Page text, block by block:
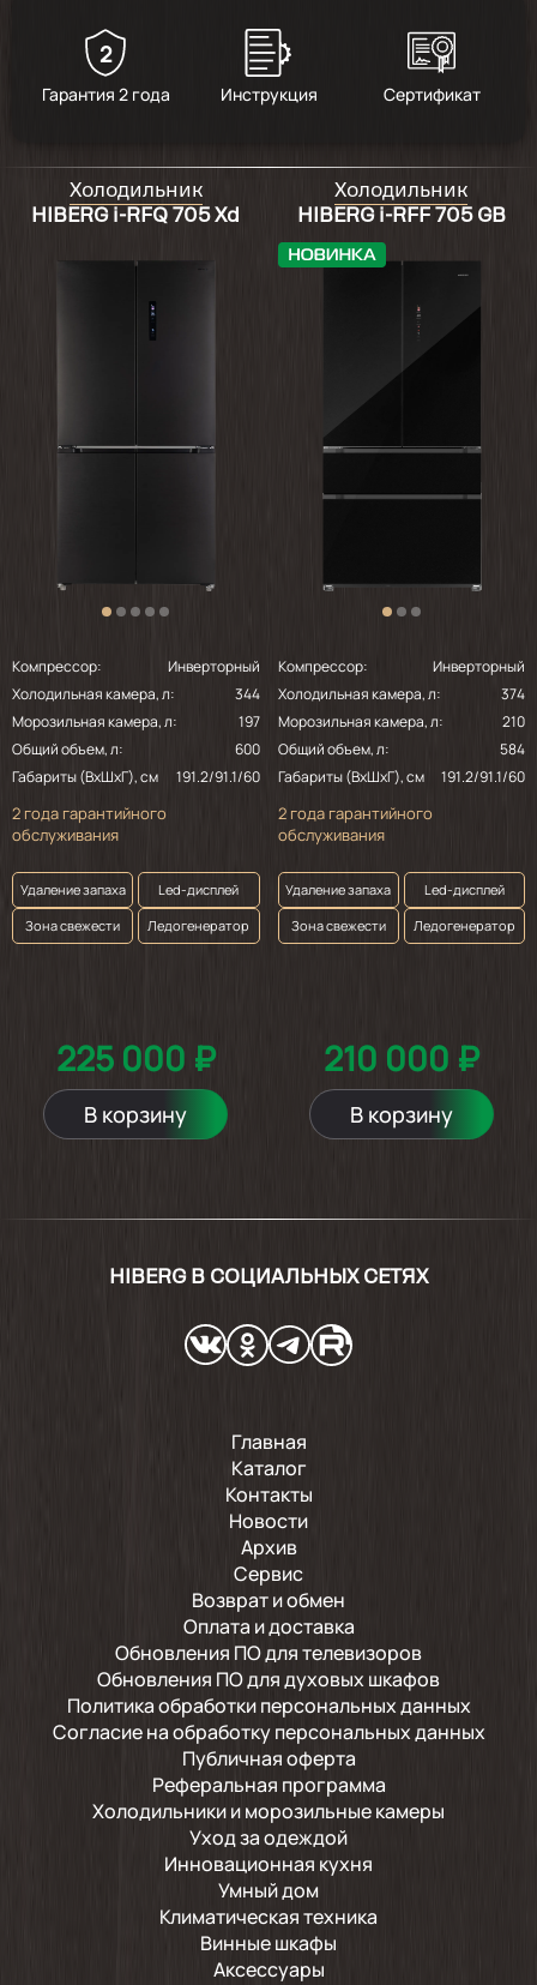
2
Гарантия 2 года Инструкция Сертификат
Холодильник
HIBERG i-RFQ 705 Xd
Компрессор:
Инверторный
Холодильная камера, л:
344
Морозильная камера, л:
197
Общий объем, л:
600
Габариты (ВхШхГ), см
191.2/91.1/60
2 года гарантийного
обслуживания
Удаление запаха
Led-дисплей
Зона свежести
Ледогенератор
225 000 ₽
В корзину
Холодильник
HIBERG i-RFF 705 GB
Компрессор:
Инверторный
Холодильная камера, л:
374
Морозильная камера, л:
210
Общий объем, л:
584
Габариты (ВхШхГ), см
191.2/91.1/60
2 года гарантийного
обслуживания
Удаление запаха
Led-дисплей
Зона свежести
Ледогенератор
210 000 ₽
В корзину
HIBERG В СОЦИАЛЬНЫХ СЕТЯХ
Главная
Каталог
Контакты
Новости
Архив
Сервис
Возврат и обмен
Оплата и доставка
Обновления ПО для телевизоров
Обновления ПО для духовых шкафов
Политика обработки персональных данных
Согласие на обработку персональных данных
Публичная оферта
Реферальная программа
Холодильники и морозильные камеры
Уход за одеждой
Инновационная кухня
Умный дом
Климатическая техника
Винные шкафы
Аксессуары